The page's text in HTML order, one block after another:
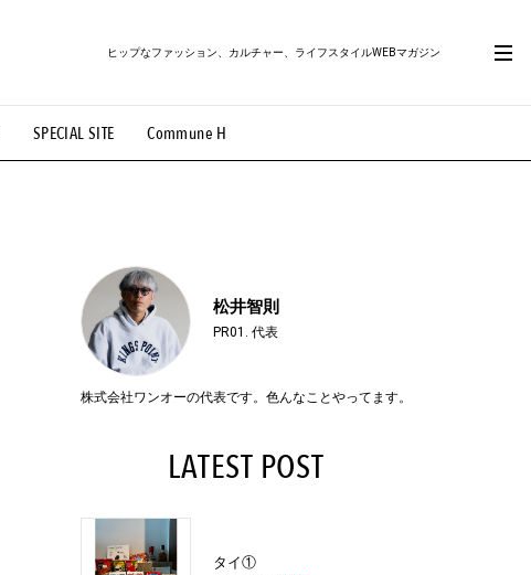
SPECIAL SITE Commune H
ヒップなファッション、カルチャー、ライフスタイルWEBマガジン
#路地裏てぃーん。 #MONTHLY JOURNAL
松井智則
PR01. 代表
株式会社ワンオーの代表です。色んなことやってます。
LATEST POST
タイ①